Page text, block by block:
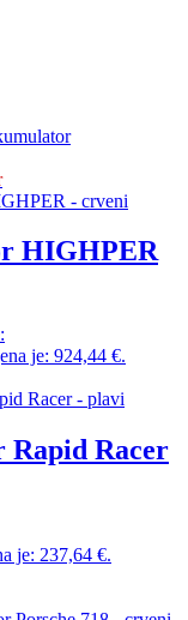
HIGHPER
je: 924,44 €.
Rapid Racer
je: 237,64 €.